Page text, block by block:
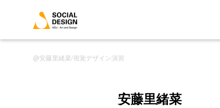
安藤里緒菜/視覚デザイン演習
安藤里緒菜